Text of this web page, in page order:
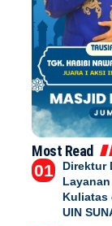
Most Read
Direktur
Kuliatas
UIN